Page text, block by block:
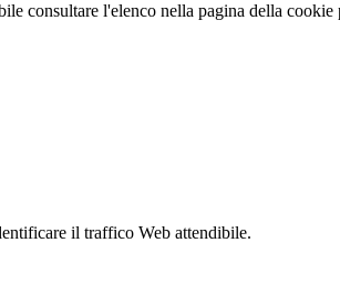
consultare l'elenco nella pagina della cookie
il traffico Web attendibile.